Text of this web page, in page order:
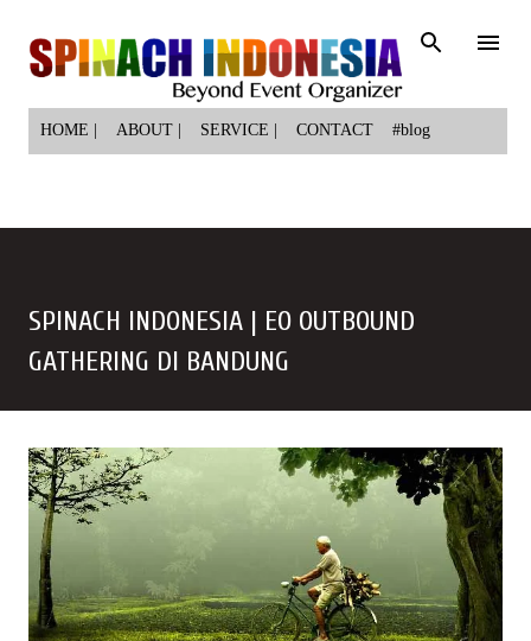
HOME | ABOUT | SERVICE | CONTACT #blog
SPINACH INDONESIA | EO OUTBOUND
GATHERING DI BANDUNG